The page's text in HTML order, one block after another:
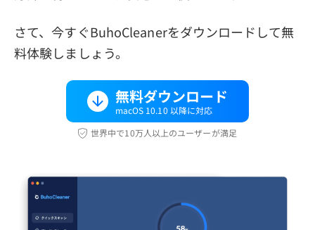
さて、今すぐBuhoCleanerをダウンロードして無
料体験しましょう。
無料ダウンロード
macOS 10.10 以降に対応
世界中で10万人以上のユーザーが満足